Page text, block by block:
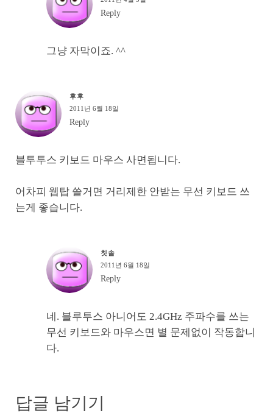
Reply
그냥 자막이죠. ^^
후후
2011년 6월 18일
Reply
블투투스 키보드 마우스 사면됩니다.
어차피 웹탑 쓸거면 거리제한 안받는 무선 키보드 쓰
는게 좋습니다.
칫솔
2011년 6월 18일
Reply
네. 블루투스 아니어도 2.4GHz 주파수를 쓰는
무선 키보드와 마우스면 별 문제없이 작동합니
다.
답글 남기기